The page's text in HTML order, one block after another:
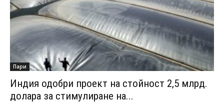
Пари
Индия одобри проект на стойност 2,5 млрд.
долара за стимулиране на...